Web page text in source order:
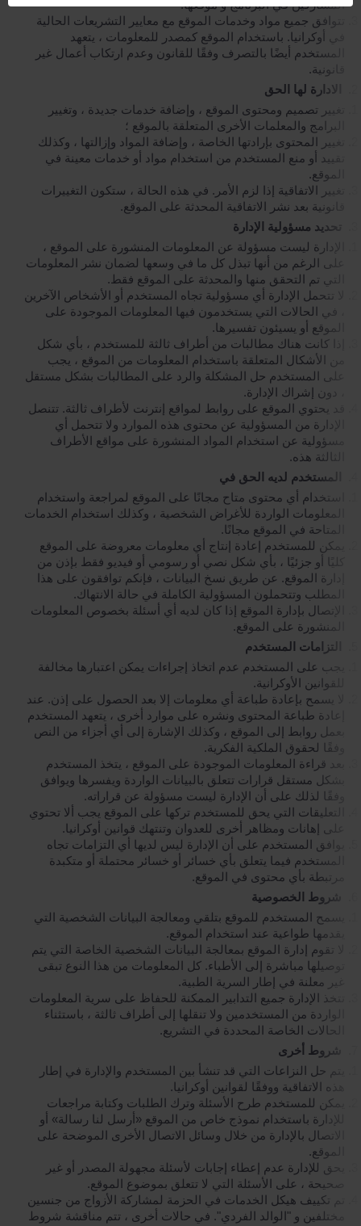
المشاركين في البرنامج و موقعها.
تتوافق جميع مواد وخدمات الموقع مع معايير التشريعات الحالية
في أوكرانيا. باستخدام الموقع كمصدر للمعلومات ، يتعهد
المستخدم أيضًا بالتصرف وفقًا للقانون وعدم ارتكاب أعمال غير
قانونية.
الادارة لها الحق
تغيير تصميم ومحتوى الموقع ، وإضافة خدمات جديدة ، وتغيير
البرامج والمعلمات الأخرى المتعلقة بالموقع ؛
تغيير المحتوى بإرادتها الخاصة ، وإضافة المواد وإزالتها ، وكذلك
تقييد أو منع المستخدم من استخدام مواد أو خدمات معينة في
الموقع.
تغيير الاتفاقية إذا لزم الأمر. في هذه الحالة ، ستكون التغييرات
قانونية بعد نشر الاتفاقية المحدثة على الموقع.
تحديد مسؤولية الإدارة
الإدارة ليست مسؤولة عن المعلومات المنشورة على الموقع ،
على الرغم من أنها تبذل كل ما في وسعها لضمان نشر المعلومات
التي تم التحقق منها والمحدثة على الموقع فقط.
لا تتحمل الإدارة أي مسؤولية تجاه المستخدم أو الأشخاص الآخرين
، في الحالات التي يستخدمون فيها المعلومات الموجودة على
الموقع أو يسيئون تفسيرها.
إذا كانت هناك مطالبات من أطراف ثالثة للمستخدم ، بأي شكل
من الأشكال المتعلقة باستخدام المعلومات من الموقع ، يجب
على المستخدم حل المشكلة والرد على المطالبات بشكل مستقل
، دون إشراك الإدارة.
قد يحتوي الموقع على روابط لمواقع إنترنت لأطراف ثالثة. تتنصل
الإدارة من المسؤولية عن محتوى هذه الموارد ولا تتحمل أي
مسؤولية عن استخدام المواد المنشورة على مواقع الأطراف
الثالثة هذه.
المستخدم لديه الحق في
استخدام أي محتوى متاح مجانًا على الموقع لمراجعة واستخدام
المعلومات الواردة للأغراض الشخصية ، وكذلك استخدام الخدمات
المتاحة في الموقع مجانًا.
يمكن للمستخدم إعادة إنتاج أي معلومات معروضة على الموقع
كليًا أو جزئيًا ، بأي شكل نصي أو رسومي أو فيديو فقط بإذن من
إدارة الموقع. عن طريق نسخ البيانات ، فإنكم توافقون على هذا
المطلب وتتحملون المسؤولية الكاملة في حالة الانتهاك.
الإتصال بإدارة الموقع إذا كان لديه أي أسئلة بخصوص المعلومات
المنشورة على الموقع.
التزامات المستخدم
يجب على المستخدم عدم اتخاذ إجراءات يمكن اعتبارها مخالفة
للقوانين الأوكرانية.
لا يسمح بإعادة طباعة أي معلومات إلا بعد الحصول على إذن. عند
إعادة طباعة المحتوى ونشره على موارد أخرى ، يتعهد المستخدم
بعمل روابط إلى الموقع ، وكذلك الإشارة إلى أي أجزاء من النص
وفقًا لحقوق الملكية الفكرية.
بعد قراءة المعلومات الموجودة على الموقع ، يتخذ المستخدم
بشكل مستقل قرارات تتعلق بالبيانات الواردة ويفسرها ويوافق
وفقًا لذلك على أن الإدارة ليست مسؤولة عن قراراته.
التعليقات التي يحق للمستخدم تركها على الموقع يجب ألا تحتوي
على إهانات ومظاهر أخرى للعدوان وتنتهك قوانين أوكرانيا.
يوافق المستخدم على أن الإدارة ليس لديها أي التزامات تجاه
المستخدم فيما يتعلق بأي خسائر أو خسائر محتملة أو متكبدة
مرتبطة بأي محتوى في الموقع.
شروط الخصوصية
يسمح المستخدم للموقع بتلقي ومعالجة البيانات الشخصية التي
يقدمها طواعية عند استخدام الموقع.
لا تقوم إدارة الموقع بمعالجة البيانات الشخصية الخاصة التي يتم
توصيلها مباشرة إلى الأطباء. كل المعلومات من هذا النوع تبقى
غير معلنة في إطار السرية الطبية.
تتخذ الإدارة جميع التدابير الممكنة للحفاظ على سرية المعلومات
الواردة من المستخدمين ولا تنقلها إلى أطراف ثالثة ، باستثناء
الحالات الخاصة المحددة في التشريع.
شروط أخرى
يتم حل النزاعات التي قد تنشأ بين المستخدم والإدارة في إطار
هذه الاتفاقية ووفقًا لقوانين أوكرانيا.
يمكن للمستخدم طرح الأسئلة وترك الطلبات وكتابة مراجعات
للإدارة باستخدام نموذج خاص من الموقع «أرسل لنا رسالة» أو
الاتصال بالإدارة من خلال وسائل الاتصال الأخرى الموضحة على
الموقع.
يحق للإدارة عدم إعطاء إجابات لأسئلة مجهولة المصدر أو غير
صحيحة ، على الأسئلة التي لا تتعلق بموضوع الموقع.
تم تكييف هيكل الخدمات في الحزمة لمشاركة الأزواج من جنسين
مختلفين و "الوالد الفردي". في حالات أخرى ، تتم مناقشة شروط